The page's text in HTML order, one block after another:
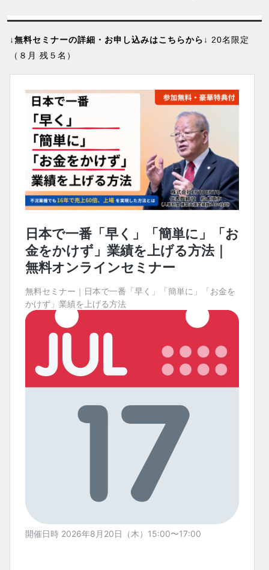
↓無料セミナーの詳細・お申し込みはこちらから↓ 20名限定
（８月 残５名）